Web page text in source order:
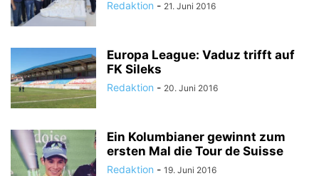
Redaktion - 21. Juni 2016
Europa League: Vaduz trifft auf
FK Sileks
Redaktion - 20. Juni 2016
Ein Kolumbianer gewinnt zum
ersten Mal die Tour de Suisse
Redaktion - 19. Juni 2016